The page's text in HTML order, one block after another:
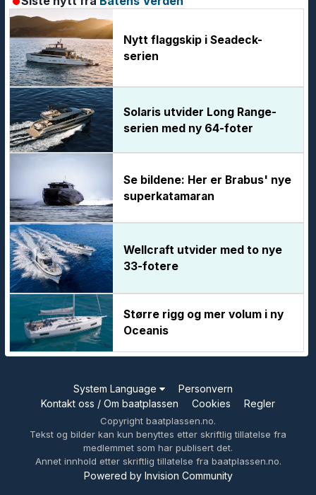
Nytt flaggskip i Seadeck-
serien
Solaris utvider Long Range-
serien med ny 64-foter
Se bildene: Her er Brabus' nye
superkatamaran
Wellcraft utvider med to nye
33-fotere
Større rigg og mer volum i ny
Oceanis
System Language
Personvern
Kontakt oss / Om baatplassen
Cookies Regler
Copyright baatplassen.no.
Tekst og bilder kan kun benyttes etter skriftlig tillatelse fra
medlemmet som har publisert det.
Annet innhold etter skriftlig tillatelse fra baatplassen.no.
Powered by Invision Community